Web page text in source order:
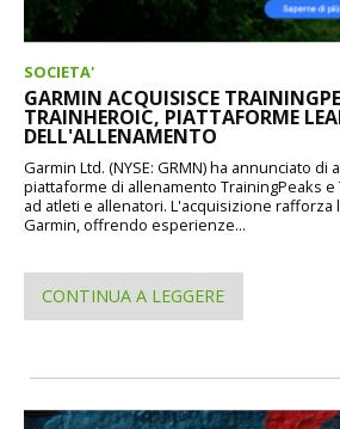
SOCIETA'
GARMIN ACQUISISCE
TRAINHEROIC, PIATTAFORME
DELL'ALLENAMENTO
Garmin Ltd. (NYSE: GRMN) ha annunciato di
piattaforme di allenamento TrainingPeaks
ad atleti e allenatori. L'acquisizione
Garmin, offrendo esperienze...
CONTINUA A LEGGERE